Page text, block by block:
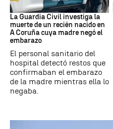
Recién Nacido
La Guardia Civil investiga la
muerte de un recién nacido en
A Coruña cuya madre negó el
embarazo
El personal sanitario del
hospital detectó restos que
confirmaban el embarazo
de la madre mientras ella lo
negaba.